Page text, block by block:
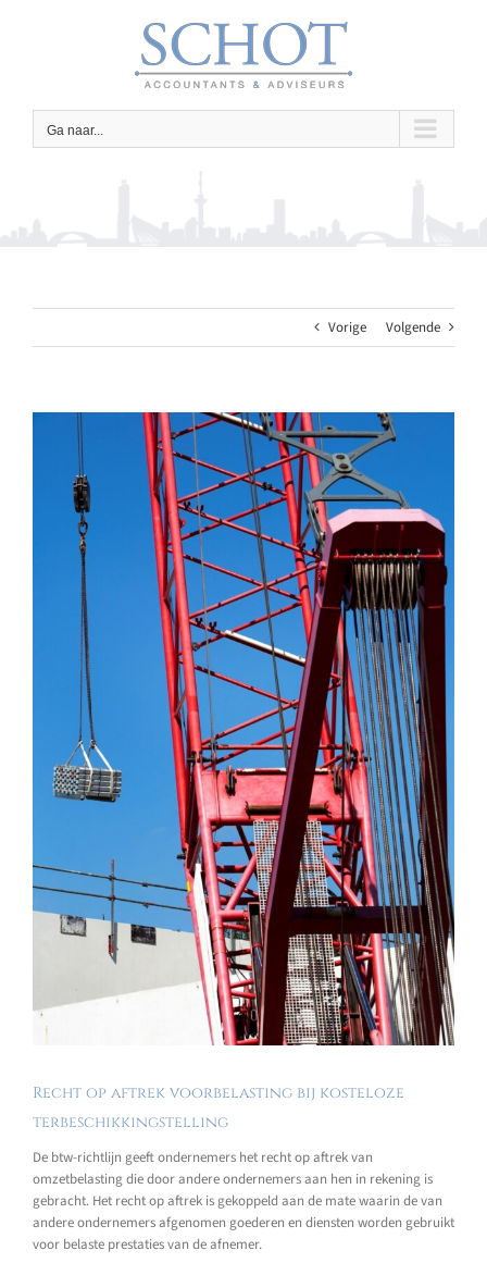
Ga naar...
Vorige Volgende
afbeelding
Recht op aftrek voorbelasting bij kosteloze
terbeschikkingstelling
De btw-richtlijn geeft ondernemers het recht op aftrek van
omzetbelasting die door andere ondernemers aan hen in rekening is
gebracht. Het recht op aftrek is gekoppeld aan de mate waarin de van
andere ondernemers afgenomen goederen en diensten worden gebruikt
voor belaste prestaties van de afnemer.